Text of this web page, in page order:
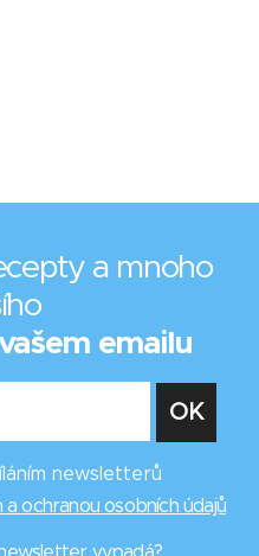
a mnoho
emailu
newsletterů
a ochranou osobních údajů